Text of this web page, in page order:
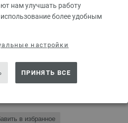
нам улучшать работу
более удобным
настройки
ПРИНЯТЬ ВСЕ
7,14 €
в избранное